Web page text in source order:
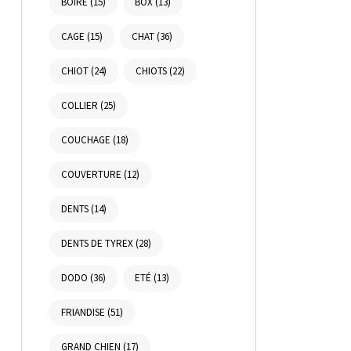
CAGE (15) CHAT(36)
CHIOT(24) CHIOTS(22)
COLLIER (25)
COUCHAGE (18)
COUVERTURE (12)
DENTS(14)
DENTS DE TYREX(28)
DODO (36) ETÉ (13)
FRIANDISE (51)
GRAND CHIEN (17)